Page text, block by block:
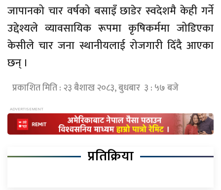
जापानको चार वर्षको बसाइँ छाडेर स्वदेशमै केही गर्ने
उद्देश्यले व्यावसायिक रूपमा कृषिकर्ममा जोडिएका
केसीले चार जना स्थानीयलाई रोजगारी दिँदै आएका
छन् ।
प्रकाशित मिति : २३ बैशाख २०८३, बुधबार ३ : ५७ बजे
प्रतिक्रिया